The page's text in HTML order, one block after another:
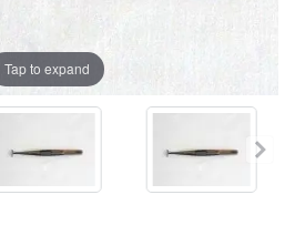
Tap to expand